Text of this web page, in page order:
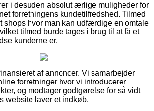
i desuden absolut ærlige muligheder for
forretningens kundetilfredshed. Tilmed
shops hvor man kan udfærdige en omtale
tilmed burde tages i brug til at få et
kunderne er.
af annoncer. Vi samarbejder
forretninger hvor vi introducerer
og modtager godtgørelse for så vidt
website laver et indkøb.